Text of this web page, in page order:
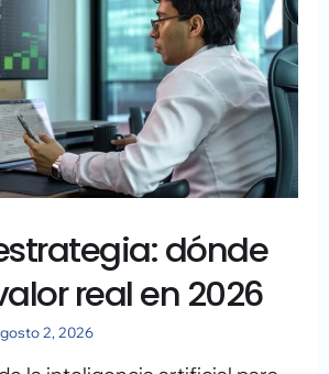
dónde
real en 2026
2, 2026